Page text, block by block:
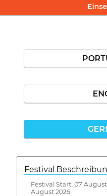
Festival
Festival Start: 07
August 2026